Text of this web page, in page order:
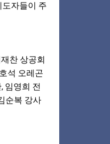
도자들이 주
찬 상공회
석 오레곤
임영희 전
순복 강사